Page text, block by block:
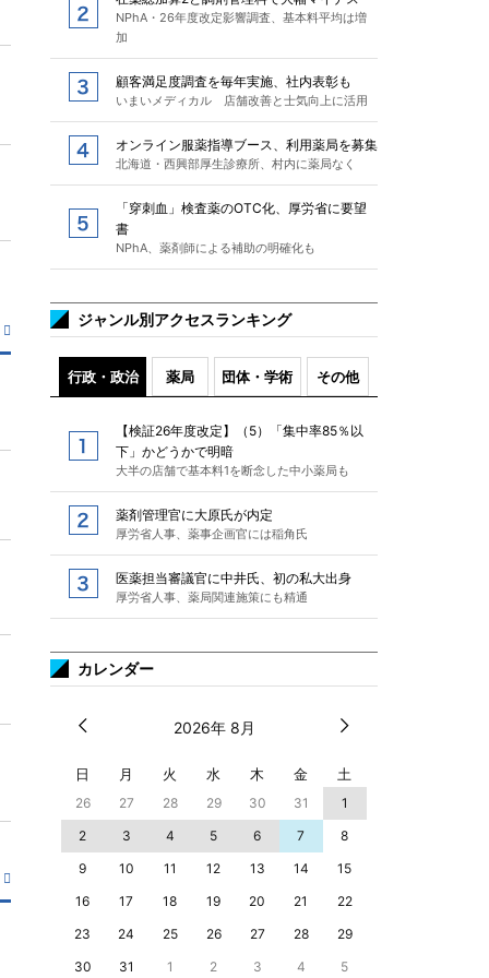
NPhA・26年度改定影響調査、基本料平均は増
加
顧客満足度調査を毎年実施、社内表彰も
いまいメディカル 店舗改善と士気向上に活用
オンライン服薬指導ブース、利用薬局を募集
北海道・西興部厚生診療所、村内に薬局なく
「穿刺血」検査薬のOTC化、厚労省に要望
書
NPhA、薬剤師による補助の明確化も
ジャンル別アクセスランキング
行政・政治 薬局 団体・学術 その他
【検証26年度改定】（5）「集中率85％以
下」かどうかで明暗
大半の店舗で基本料1を断念した中小薬局も
薬剤管理官に大原氏が内定
厚労省人事、薬事企画官には稲角氏
医薬担当審議官に中井氏、初の私大出身
厚労省人事、薬局関連施策にも精通
カレンダー
2026年 8月
日 月 火 水 木 金 土
26 27 28 29 30 31
1
2
3 4 5 6 7
8
9
10 11 12 13 14
15
16
17 18 19 20 21
22
23
24 25 26 27 28
29
30
31 1 2 3 4 5